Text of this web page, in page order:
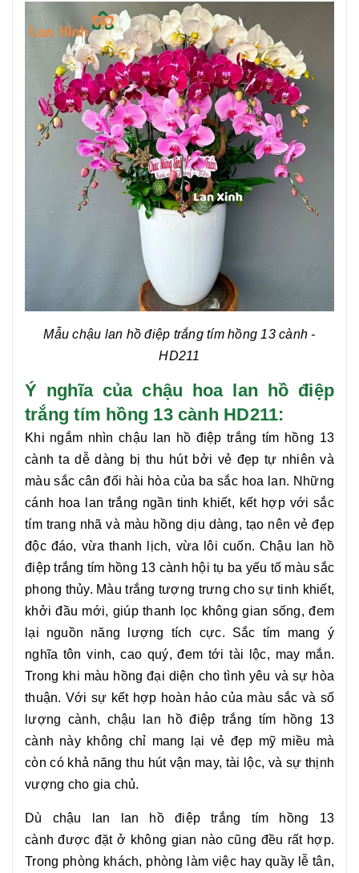
Mẫu chậu lan hồ điệp trắng tím hồng 13 cành -
HD211
Ý nghĩa của chậu hoa lan hồ điệp
trắng tím hồng 13 cành HD211:
Khi ngắm nhìnchậu lan hồ điệp trắng tím hồng 13
cành ta dễ dàng bị thu hút bởi vẻ đẹp tự nhiên và
màu sắc cân đối hài hòa của ba sắc hoa lan. Những
cánh hoa lan trắng ngần tinh khiết, kết hợp với sắc
tím trang nhã và màu hồng dịu dàng, tạo nên vẻ đẹp
độc đáo, vừa thanh lịch, vừa lôi cuốn. Chậu lan hồ
điệp trắng tím hồng 13 cành hội tụ ba yếu tố màu sắc
phong thủy. Màu trắng tượng trưng cho sự tinh khiết,
khởi đầu mới, giúp thanh lọc không gian sống, đem
lại nguồn năng lượng tích cực. Sắc tím mang ý
nghĩa tôn vinh, cao quý, đem tới tài lộc, may mắn.
Trong khi màu hồng đại diện cho tình yêu và sự hòa
thuận. Với sự kết hợp hoàn hảo của màu sắc và số
lượng cành, chậu
lan hồ điệp trắng tím hồng 13
cành này không chỉ mang lại vẻ đẹp mỹ miều mà
còn có khả năng thu hút vận may, tài lộc, và sự thịnh
vượng cho gia chủ.
Dù chậu lan
lan hồ điệp trắng tím hồng 13
cànhđược đặt ở không gian nào cũng đều rất hợp.
Trong phòng khách, phòng làm việc hay quầy lễ tân,